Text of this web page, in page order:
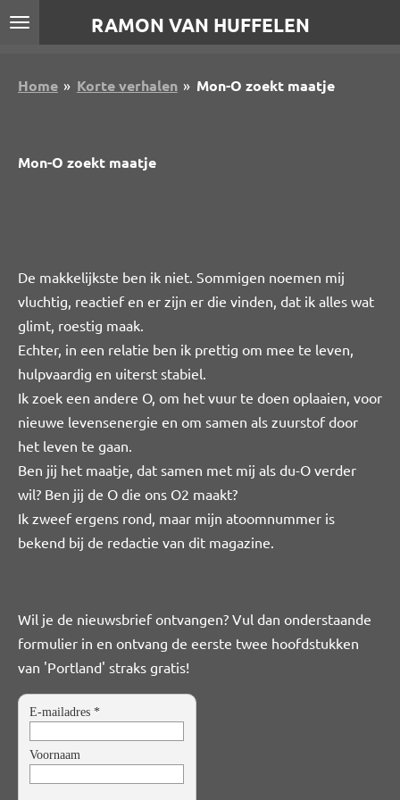
Ga
direct
de
RAMON VAN HUFFELEN
Home » Korte verhalen » Mon-O zoekt maatje
Mon-O zoekt maatje
De makkelijkste ben ik niet. Sommigen noemen mij
vluchtig, reactief en er zijn er die vinden, dat ik alles wat
glimt, roestig maak.
Echter, in een relatie ben ik prettig om mee te leven,
hulpvaardig en uiterst stabiel.
Ik zoek een andere O, om het vuur te doen oplaaien, voor
nieuwe levensenergie en om samen als zuurstof door
het leven te gaan.
Ben jij het maatje, dat samen met mij als du-O verder
wil? Ben jij de O die ons O2 maakt?
Ik zweef ergens rond, maar mijn atoomnummer is
bekend bij de redactie van dit magazine.
Wil je de nieuwsbrief ontvangen? Vul dan onderstaande
formulier in en ontvang de eerste twee hoofdstukken
van 'Portland' straks gratis!